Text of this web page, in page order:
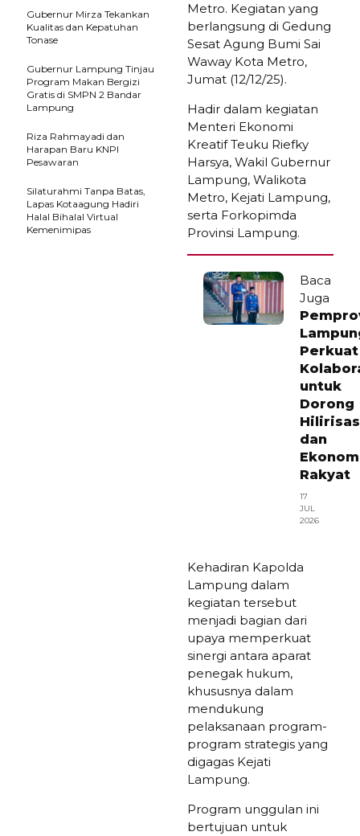
Metro. Kegiatan yang
berlangsung di Gedung
Sesat Agung Bumi Sai
Waway Kota Metro,
Jumat (12/12/25).
Hadir dalam kegiatan
Menteri Ekonomi
Kreatif Teuku Riefky
Harsya, Wakil Gubernur
Lampung, Walikota
Metro, Kejati Lampung,
serta Forkopimda
Provinsi Lampung.
Baca
Juga
Perkuat
untuk
Dorong
dan
Rakyat
17
JUL
2026
Kehadiran Kapolda
Lampung dalam
kegiatan tersebut
menjadi bagian dari
upaya memperkuat
sinergi antara aparat
penegak hukum,
khususnya dalam
mendukung
pelaksanaan program-
program strategis yang
digagas Kejati
Lampung.
Program unggulan ini
bertujuan untuk
Gubernur Mirza Tekankan
Kualitas dan Kepatuhan
Tonase
Gubernur Lampung Tinjau
Program Makan Bergizi
Gratis di SMPN 2 Bandar
Lampung
Riza Rahmayadi dan
Harapan Baru KNPI
Pesawaran
Silaturahmi Tanpa Batas,
Lapas Kotaagung Hadiri
Halal Bihalal Virtual
Kemenimipas